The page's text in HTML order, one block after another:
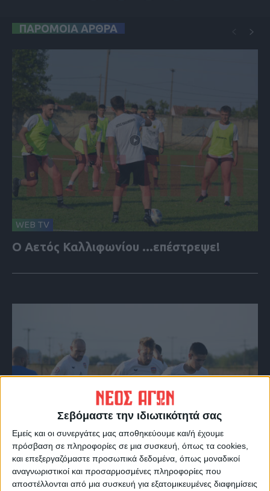
Σεβόμαστε την ιδιωτικότητά σας
Εμείς και οι συνεργάτες μας αποθηκεύουμε και/ή έχουμε
πρόσβαση σε πληροφορίες σε μια συσκευή, όπως τα cookies,
και επεξεργαζόμαστε προσωπικά δεδομένα, όπως μοναδικοί
αναγνωριστικοί και προσαρμοσμένες πληροφορίες που
αποστέλλονται από μια συσκευή για εξατομικευμένες διαφημίσεις
ΠΑΡΟΜΟΙΑ ΑΡΘΡΑ
WEB TV
Ο Αετός Καλλιφωνίου ...επέστρεψε!
WEB TV